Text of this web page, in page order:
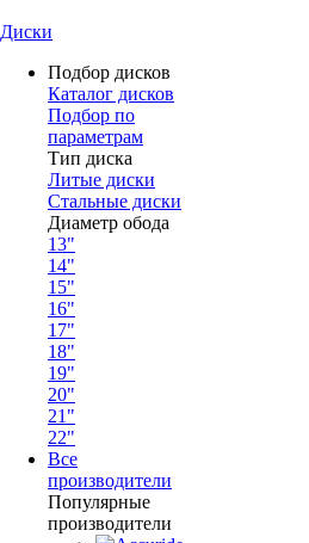
Диски
Подбор дисков
Каталог дисков
Подбор по
параметрам
Тип диска
Литые диски
Стальные диски
Диаметр обода
13"
14"
15"
16"
17"
18"
19"
20"
21"
22"
Все
производители
Популярные
производители